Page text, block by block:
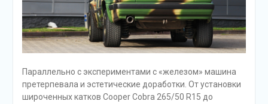
Параллельно с экспериментами с «железом» машина
претерпевала и эстетические доработки. От установки
широченных катков Cooper Cobra 265/50 R15 до